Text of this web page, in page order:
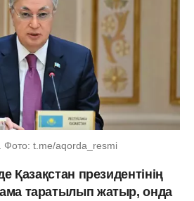
t.me/aqorda_resmi
Қазақстан президентінің
таратылып жатыр, онда